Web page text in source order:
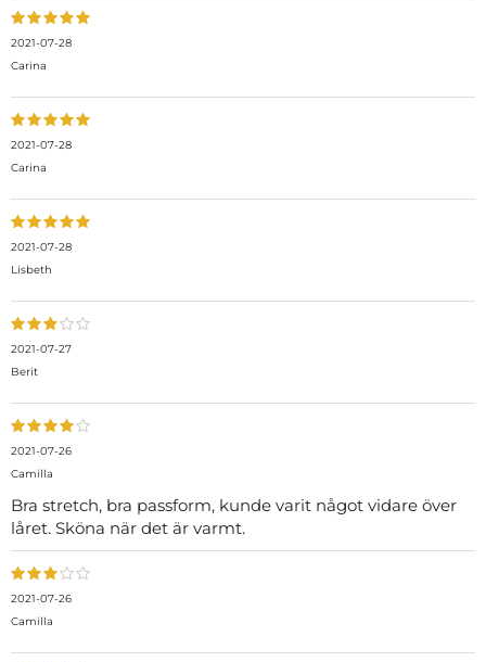
2021-07-28
Carina
2021-07-28
Carina
2021-07-28
Lisbeth
2021-07-27
Berit
2021-07-26
Camilla
Bra stretch, bra passform, kunde varit något vidare över
låret. Sköna när det är varmt.
2021-07-26
Camilla